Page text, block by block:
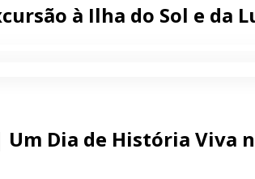
à Ilha do Sol e da
Um Dia de História Viva